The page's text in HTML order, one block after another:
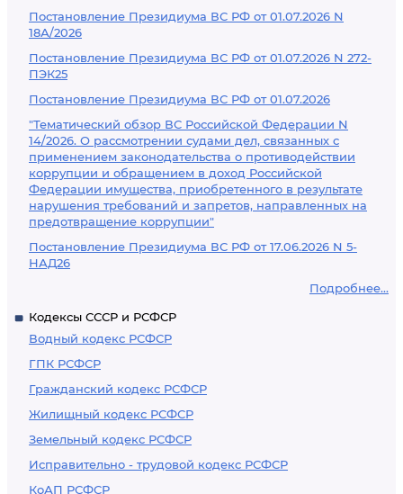
Постановление Президиума ВС РФ от 01.07.2026 N
18А/2026
Постановление Президиума ВС РФ от 01.07.2026 N 272-
ПЭК25
Постановление Президиума ВС РФ от 01.07.2026
"Тематический обзор ВС Российской Федерации N
14/2026. О рассмотрении судами дел, связанных с
применением законодательства о противодействии
коррупции и обращением в доход Российской
Федерации имущества, приобретенного в результате
нарушения требований и запретов, направленных на
предотвращение коррупции"
Постановление Президиума ВС РФ от 17.06.2026 N 5-
НАД26
Подробнее...
Кодексы СССР и РСФСР
Водный кодекс РСФСР
ГПК РСФСР
Гражданский кодекс РСФСР
Жилищный кодекс РСФСР
Земельный кодекс РСФСР
Исправительно - трудовой кодекс РСФСР
КоАП РСФСР